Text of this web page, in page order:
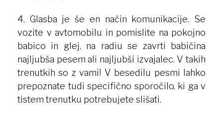
4. Glasba je še en način komunikacije. Se
vozite v avtomobilu in pomislite na pokojno
babico in glej, na radiu se zavrti babičina
najljubša pesem ali najljubši izvajalec. V takih
trenutkih so z vami! V besedilu pesmi lahko
prepoznate tudi specifično sporočilo, ki ga v
tistem trenutku potrebujete slišati.